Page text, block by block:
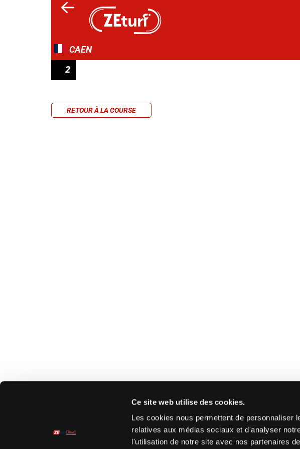
Ce site web utilise des cookies.
Les cookies nous permettent de personnaliser
relatives aux médias sociaux et d'analyser
l'utilisation de notre site avec nos partenaires
CAEN
2
RETOUR À LA COURSE